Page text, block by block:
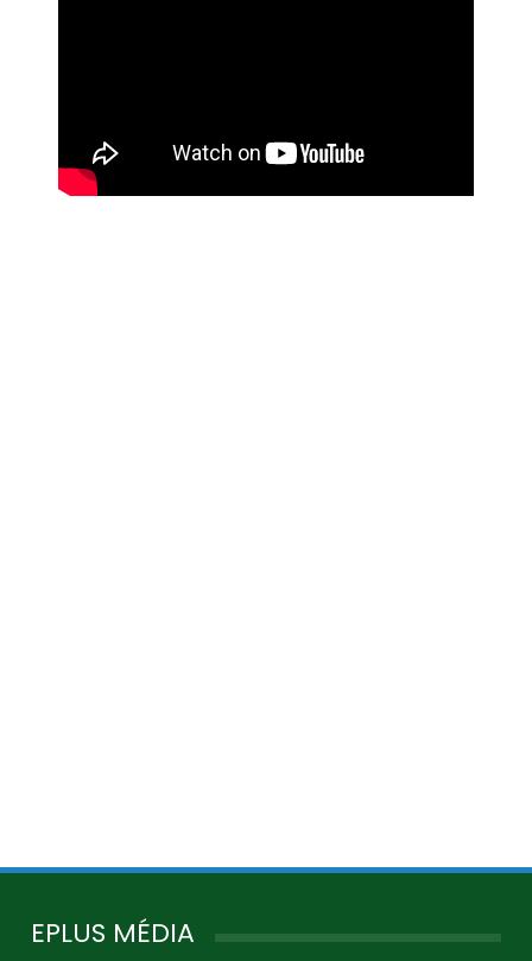
EPLUS MÉDIA